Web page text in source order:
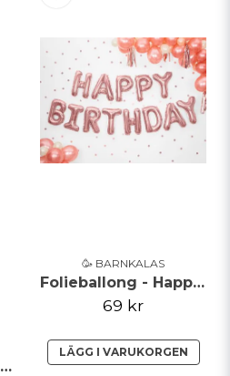
Ballongbukett Katt Svart Vit Guld
🥳 BARNKALAS
Folieballong - Happy Birthday - Roséguld
69 kr
LÄGG I VARUKORGEN